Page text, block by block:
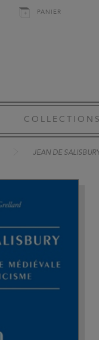
PANIER
COLLECTIONS
JEAN DE